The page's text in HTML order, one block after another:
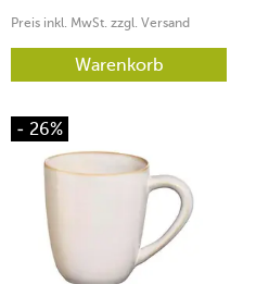
Preis inkl. MwSt. zzgl. Versand
Warenkorb
- 26%